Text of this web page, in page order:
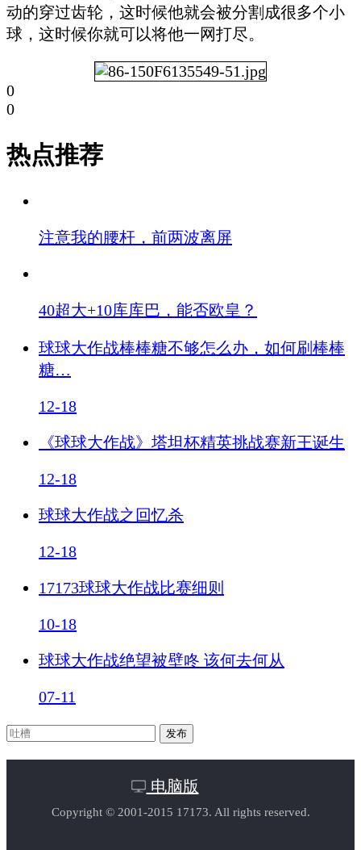
动的穿过齿轮，这时候他就会被分割成很多个小
球，这时候你就可以将他一网打尽。
0
0
热点推荐
注意我的腰杆，前两波离屏
40超大+10库库巴，能否欧皇？
球球大作战棒棒糖不够怎么办，如何刷棒棒
糖…
12-18
《球球大作战》塔坦杯精英挑战赛新王诞生
12-18
球球大作战之回忆杀
12-18
17173球球大作战比赛细则
10-18
球球大作战绝望被壁咚 该何去何从
07-11
电脑版
Copyright © 2001-2015 17173. All rights reserved.